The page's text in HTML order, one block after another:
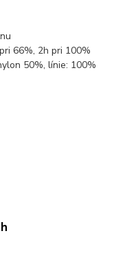
66%, 2h pri 100%
50%, línie: 100%